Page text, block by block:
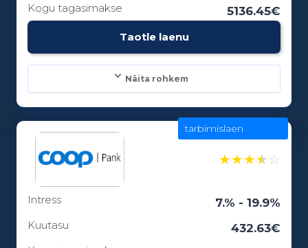
Kogu tagasimakse 5136.45€
Taotle laenu
Näita rohkem
Laenuperiood:
★★★★☆
Intress 7.% - 19.9%
Kuutasu 432.63€
tarbimislaen